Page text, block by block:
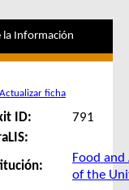
la Información
Actualizar ficha
ID:
791
Food
of the